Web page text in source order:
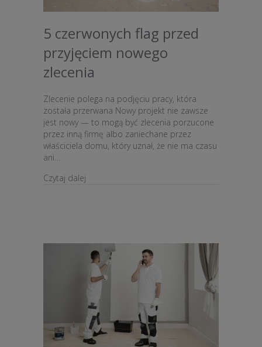
5 czerwonych flag przed
przyjęciem nowego
zlecenia
Zlecenie polega na podjęciu pracy, która
została przerwana Nowy projekt nie zawsze
jest nowy — to mogą być zlecenia porzucone
przez inną firmę albo zaniechane przez
właściciela domu, który uznał, że nie ma czasu
ani…
Czytaj dalej